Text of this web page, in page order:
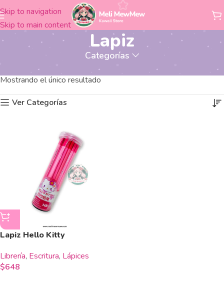
Skip to navigation
Skip to main content
Lapiz
Categorías
Productos etiquetados “Lapiz”
Mostrando el único resultado
Ver Categorías
Lapiz Hello Kitty
Librería, Escritura, Lápices
$648